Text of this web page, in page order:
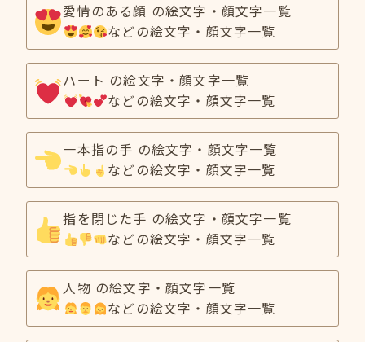
愛情のある顔 の絵文字・顔文字一覧
などの絵文字・顔文字一覧
ハート の絵文字・顔文字一覧
などの絵文字・顔文字一覧
一本指の手 の絵文字・顔文字一覧
などの絵文字・顔文字一覧
指を閉じた手 の絵文字・顔文字一覧
などの絵文字・顔文字一覧
人物 の絵文字・顔文字一覧
などの絵文字・顔文字一覧